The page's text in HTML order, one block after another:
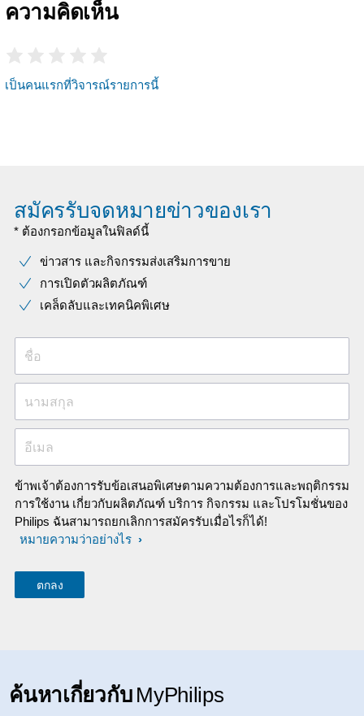
ความคิดเห็น
เป็นคนแรกที่วิจารณ์รายการนี้
สมัครรับจดหมายข่าวของเรา
* ต้องกรอกข้อมูลในฟิลด์นี้
ข่าวสาร และกิจกรรมส่งเสริมการขาย
การเปิดตัวผลิตภัณฑ์
เคล็ดลับและเทคนิคพิเศษ
ชื่อ
นามสกุล
อีเมล
ข้าพเจ้าต้องการรับข้อเสนอพิเศษตามความต้องการและพฤติกรรม
การใช้งาน เกี่ยวกับผลิตภัณฑ์ บริการ กิจกรรม และโปรโมชั่นของ
Philips ฉันสามารถยกเลิกการสมัครรับเมื่อไรก็ได้!
หมายความว่าอย่างไร
ค้นหาเกี่ยวกับ MyPhilips